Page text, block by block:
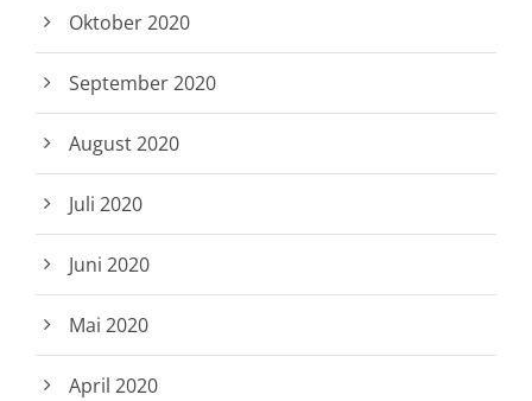
Oktober 2020
September 2020
August 2020
Juli 2020
Juni 2020
Mai 2020
April 2020